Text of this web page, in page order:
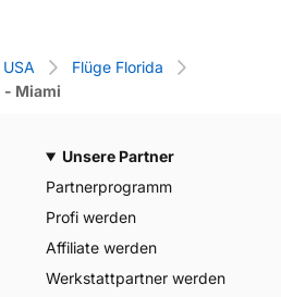
Flüge Florida
- Miami
Unsere Partner
Partnerprogramm
Profi werden
Affiliate werden
Werkstattpartner werden